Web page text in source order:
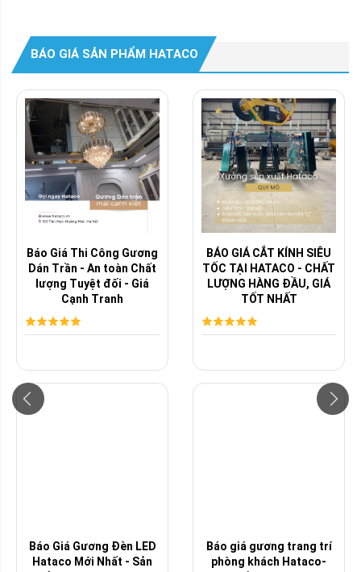
BÁO GIÁ SẢN PHẨM HATACO
Báo Giá Thi Công Gương
Dán Trần - An toàn Chất
lượng Tuyệt đối - Giá
Cạnh Tranh
Báo Giá Gương Đèn LED
Hataco Mới Nhất - Sản
BÁO GIÁ CẮT KÍNH SIÊU
TỐC TẠI HATACO - CHẤT
LƯỢNG HÀNG ĐẦU, GIÁ
TỐT NHẤT
Báo giá gương trang trí
phòng khách Hataco-